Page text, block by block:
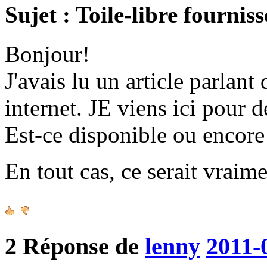
Sujet : Toile-libre
Bonjour!
J'avais lu un article
internet. JE viens ici pour
Est-ce disponible ou
En tout cas, ce serait
2 Réponse de lenny